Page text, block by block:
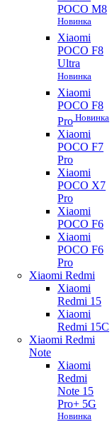
POCO M8
Новинка
Xiaomi
POCO F8
Ultra
Новинка
Xiaomi
POCO F8
Pro Новинка
Xiaomi
POCO F7
Pro
Xiaomi
POCO X7
Pro
Xiaomi
POCO F6
Xiaomi
POCO F6
Pro
Xiaomi Redmi
Xiaomi
Redmi 15
Xiaomi
Redmi 15C
Xiaomi Redmi
Note
Xiaomi
Redmi
Note 15
Pro+ 5G
Новинка